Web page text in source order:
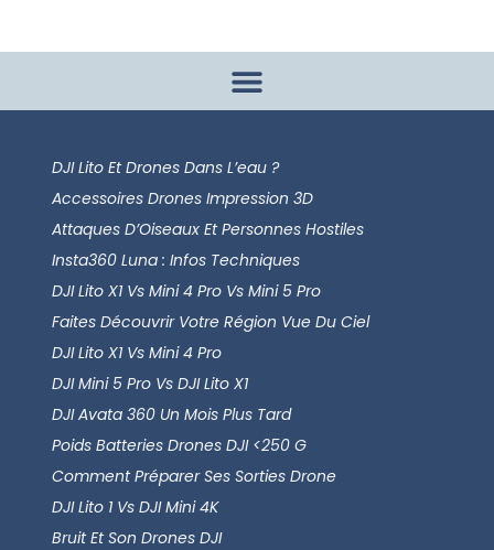
DJI Lito Et Drones Dans L’eau ?
Accessoires Drones Impression 3D
Attaques D’Oiseaux Et Personnes Hostiles
Insta360 Luna : Infos Techniques
DJI Lito X1 Vs Mini 4 Pro Vs Mini 5 Pro
Faites Découvrir Votre Région Vue Du Ciel
DJI Lito X1 Vs Mini 4 Pro
DJI Mini 5 Pro Vs DJI Lito X1
DJI Avata 360 Un Mois Plus Tard
Poids Batteries Drones DJI <250 G
Comment Préparer Ses Sorties Drone
DJI Lito 1 Vs DJI Mini 4K
Bruit Et Son Drones DJI